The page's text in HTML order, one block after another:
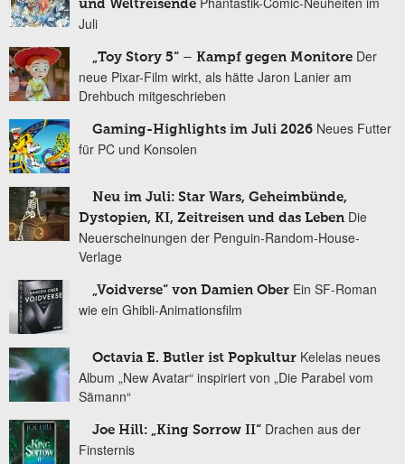
und Weltreisende
Juli
„Toy Story 5“ – Kampf gegen Monitore Der
neue Pixar-Film wirkt, als hätte Jaron Lanier am
Drehbuch mitgeschrieben
Gaming-Highlights im Juli 2026 Neues Futter
für PC und Konsolen
Neu im Juli: Star Wars, Geheimbünde,
Dystopien, KI, Zeitreisen und das Leben Die
Neuerscheinungen der Penguin-Random-House-
Verlage
„Voidverse“ von Damien Ober Ein SF-Roman
wie ein Ghibli-Animationsfilm
Octavia E. Butler ist Popkultur Kelelas neues
Album „New Avatar“ inspiriert von „Die Parabel vom
Sämann“
Joe Hill: „King Sorrow II“ Drachen aus der
Finsternis